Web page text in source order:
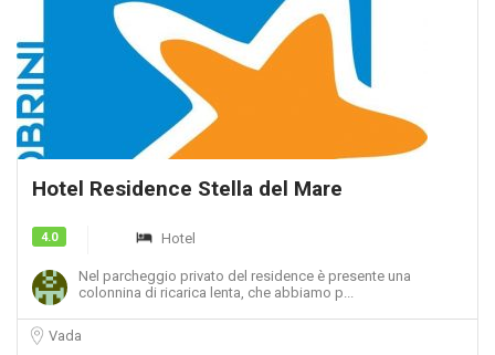
Hotel Residence Stella del Mare
4.0 Hotel
Nel parcheggio privato del residence è presente una
colonnina di ricarica lenta, che abbiamo p...
Vada